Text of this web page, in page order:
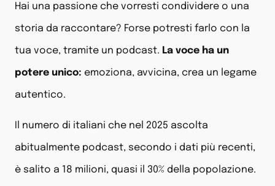
Hai una passione che vorresti condividere o una
storia da raccontare? Forse potresti farlo con la
tua voce, tramite un podcast. La voce ha un
potere unico: emoziona, avvicina, crea un legame
autentico.
Il numero di italiani che nel 2025 ascolta
abitualmente podcast, secondo i dati più recenti,
è salito a 18 milioni, quasi il 30% della popolazione.